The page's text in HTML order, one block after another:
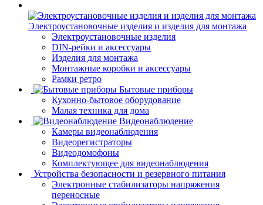
Электроустановочные изделия и изделия для монтажа
Электроустановочные изделия
DIN-рейки и аксессуары
Изделия для монтажа
Монтажные коробки и аксессуары
Рамки ретро
Бытовые приборы
Кухонно-бытовое оборудование
Малая техника для дома
Видеонаблюдение
Камеры видеонаблюдения
Видеорегистраторы
Видеодомофоны
Комплектующее для видеонаблюдения
Устройства безопасности и резервного питания
Электронные стабилизаторы напряжения
переносные